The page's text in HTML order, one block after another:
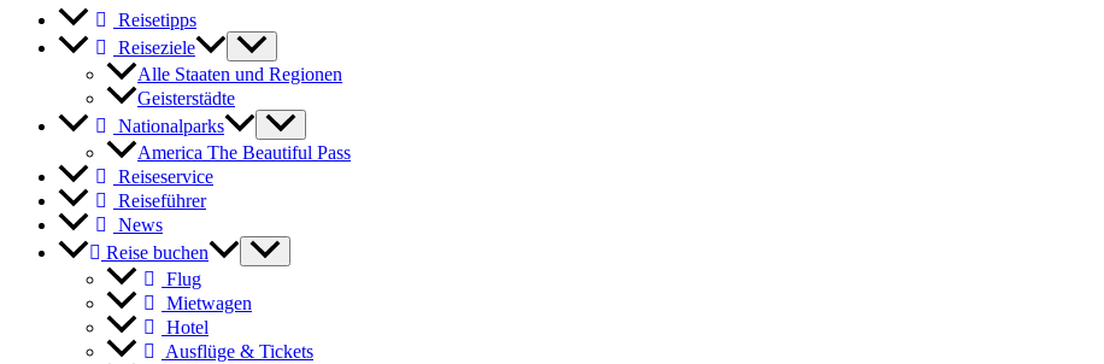
Reisetipps
Reiseziele
Alle Staaten und Regionen
Geisterstädte
Nationalparks
America The Beautiful Pass
Reiseservice
Reiseführer
News
Reise buchen
Flug
Mietwagen
Hotel
Ausflüge & Tickets